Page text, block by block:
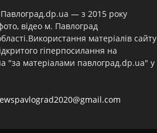
— з 2015 року
відео м. Павлоград
матеріалів сайту
гіперпосилання на
"за матеріалами павлоград.dp.ua" у